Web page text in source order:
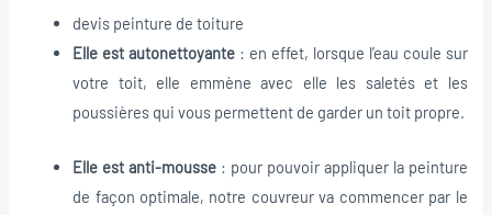
devis peinture de toiture
Elle est autonettoyante : en effet, lorsque l’eau coule sur
votre toit, elle emmène avec elle les saletés et les
poussières qui vous permettent de garder un toit propre.
Elle est anti-mousse : pour pouvoir appliquer la peinture
de façon optimale, notre couvreur va commencer par le